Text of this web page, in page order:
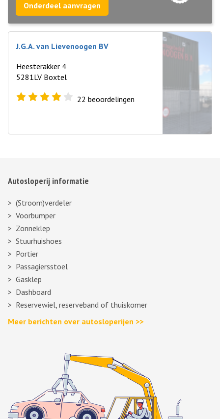
Onderdeel aanvragen
J.G.A. van Lievenoogen BV
Heesterakker 4
5281LV Boxtel
22 beoordelingen
Autosloperij informatie
(Stroom)verdeler
Voorbumper
Zonneklep
Stuurhuishoes
Portier
Passagiersstoel
Gasklep
Dashboard
Reservewiel, reserveband of thuiskomer
Meer berichten over autosloperijen >>